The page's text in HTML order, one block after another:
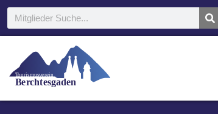
Berchtesgaden
Tourismusverein